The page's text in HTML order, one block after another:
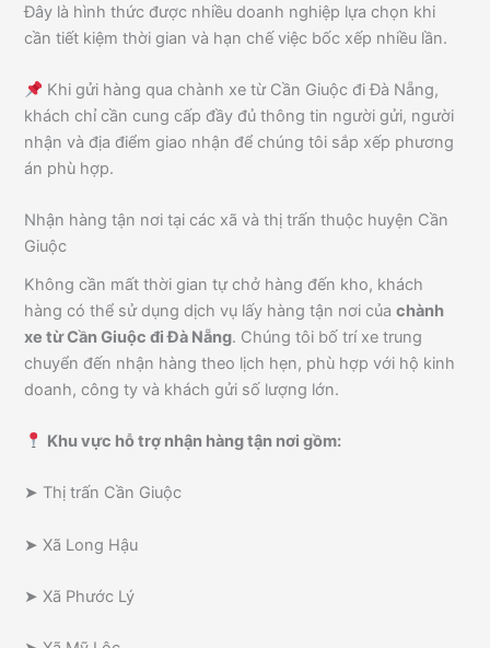
Đây là hình thức được nhiều doanh nghiệp lựa chọn khi
cần tiết kiệm thời gian và hạn chế việc bốc xếp nhiều lần.
Khi gửi hàng qua chành xe từ Cần Giuộc đi Đà Nẵng,
khách chỉ cần cung cấp đầy đủ thông tin người gửi, người
nhận và địa điểm giao nhận để chúng tôi sắp xếp phương
án phù hợp.
Nhận hàng tận nơi tại các xã và thị trấn thuộc huyện Cần
Giuộc
Không cần mất thời gian tự chở hàng đến kho, khách
hàng có thể sử dụng dịch vụ lấy hàng tận nơi củachành
xe từ Cần Giuộc đi Đà Nẵng. Chúng tôi bố trí xe trung
chuyển đến nhận hàng theo lịch hẹn, phù hợp với hộ kinh
doanh, công ty và khách gửi số lượng lớn.
Khu vực hỗ trợ nhận hàng tận nơi gồm:
➤ Thị trấn Cần Giuộc
➤ Xã Long Hậu
➤ Xã Phước Lý